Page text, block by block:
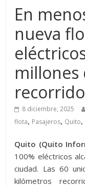
En
nueva
millones
8 diciembre, 2025
flota, Pasajeros, Quito,
Quito (Quito
100% eléctricos
ciudad. Las 60
kilómetros